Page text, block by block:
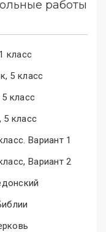
работы
класс
5 класс
класс
5 класс
Вариант 1
Вариант 2